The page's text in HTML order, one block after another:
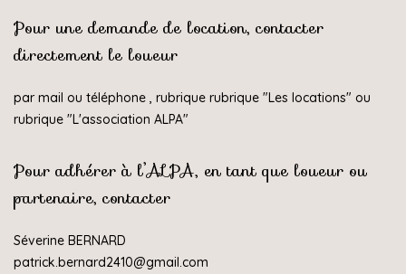
Pour une demande de location, contacter
directement le loueur
par mail ou téléphone , rubrique rubrique "Les locations" ou
rubrique "L'association ALPA"
Pour adhérer à l’ALPA, en tant que loueur ou
partenaire, contacter
Séverine BERNARD
patrick.bernard2410@gmail.com